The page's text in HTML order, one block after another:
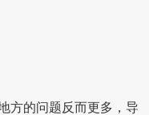
方的问题反而更多，导